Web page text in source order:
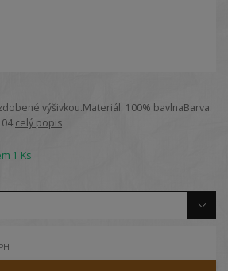
výšivkou.Materiál: 100% bavlnaBarva:
celý popis
1 Ks